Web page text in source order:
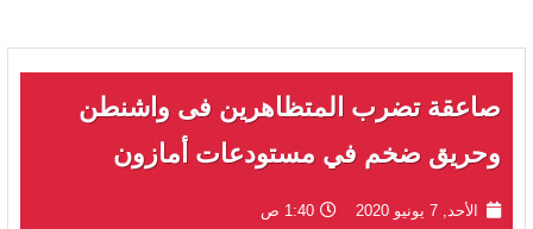
صاعقة تضرب المتظاهرين فى واشنطن
وحريق ضخم في مستودعات أمازون
الأحد, 7 يونيو 2020 1:40 ص